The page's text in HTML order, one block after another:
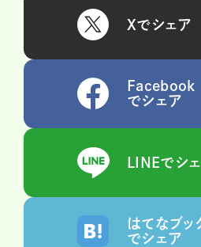
Xでシェア
Facebook
でシェア
LINEでシ
はてなブッ
でシェア